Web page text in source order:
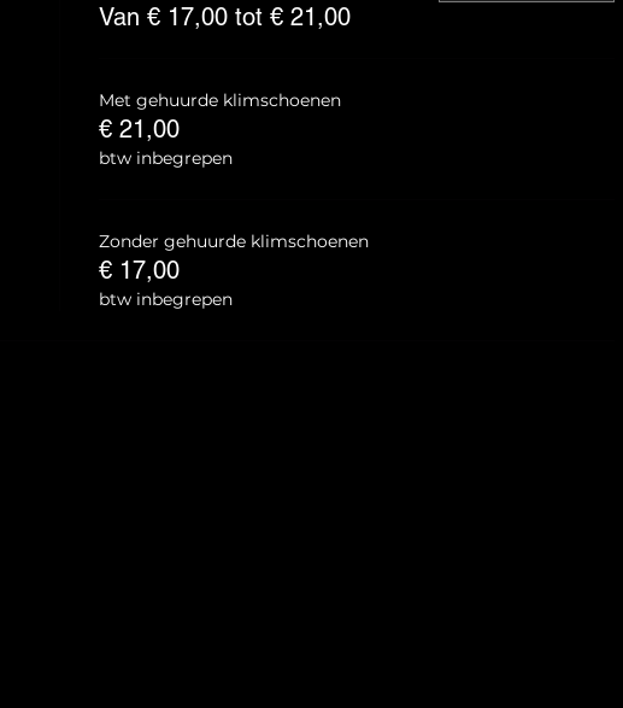
Van € 17,00 tot € 21,00
Met gehuurde klimschoenen
€ 21,00
btw inbegrepen
Zonder gehuurde klimschoenen
€ 17,00
btw inbegrepen